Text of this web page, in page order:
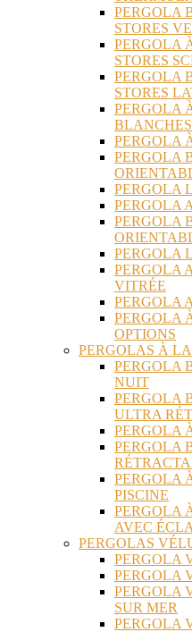
PERGOLA
STORES
PERGOLA
STORES
PERGOLA
STORES
PERGOLA
BLANCHES
PERGOLA
PERGOLA
PERGOLA
PERGOLA
PERGOLA
PERGOLA
PERGOLA
VITRÉE
PERGOLA
PERGOLA
OPTIONS
PERGOLAS À
PERGOLA
NUIT
PERGOLA
ULTRA
PERGOLA
PERGOLA
PERGOLA
PISCINE
PERGOLA
AVEC
PERGOLAS
PERGOLA
PERGOLA
PERGOLA
SUR MER
PERGOLA